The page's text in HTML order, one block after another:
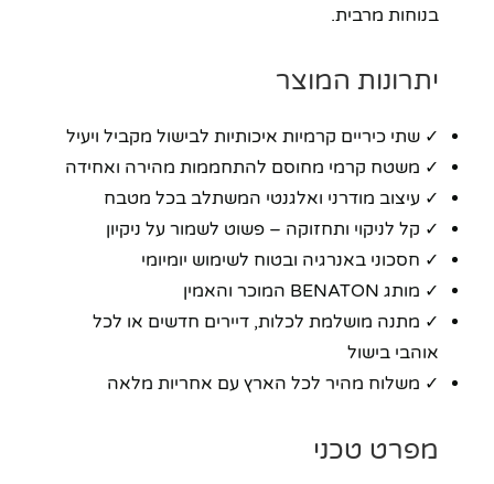
בנוחות מרבית.
יתרונות המוצר
✓ שתי כיריים קרמיות איכותיות לבישול מקביל ויעיל
✓ משטח קרמי מחוסם להתחממות מהירה ואחידה
✓ עיצוב מודרני ואלגנטי המשתלב בכל מטבח
✓ קל לניקוי ותחזוקה – פשוט לשמור על ניקיון
✓ חסכוני באנרגיה ובטוח לשימוש יומיומי
✓ מותג BENATON המוכר והאמין
✓ מתנה מושלמת לכלות, דיירים חדשים או לכל
אוהבי בישול
✓ משלוח מהיר לכל הארץ עם אחריות מלאה
מפרט טכני